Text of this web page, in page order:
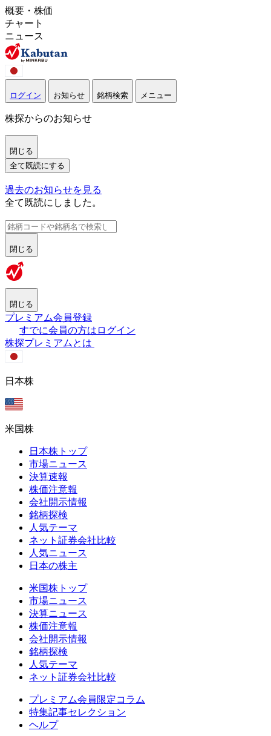
概要・株価
チャート
ニュース
ログイン お知らせ 銘柄検索 メニュー
株探からのお知らせ
閉じる
全て既読にする
過去のお知らせを見る
全て既読にしました。
閉じる
閉じる
プレミアム会員登録
すでに会員の方はログイン
株探プレミアムとは
日本株
米国株
日本株トップ
市場ニュース
決算速報
株価注意報
会社開示情報
銘柄探検
人気テーマ
ネット証券会社比較
人気ニュース
日本の株主
米国株トップ
市場ニュース
決算ニュース
株価注意報
会社開示情報
銘柄探検
人気テーマ
ネット証券会社比較
プレミアム会員限定コラム
特集記事セレクション
ヘルプ